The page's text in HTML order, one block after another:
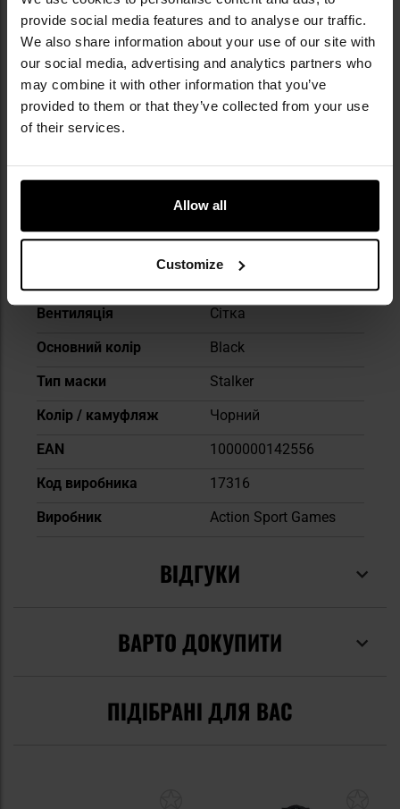
provide social media features and to analyse our traffic.
We also share information about your use of our site with
our social media, advertising and analytics partners who
may combine it with other information that you’ve
provided to them or that they’ve collected from your use
of their services.
Allow all
Customize
компанія працює більш ніж у 60 країнах,
постачаючи рішення як для аматорів, так і
для професіоналів. Бренд долучається до
розвитку airsoft-спільноти, підтримуючи
різноманітні заходи й турніри.
Докладніше
Додатковий матеріал
Пластикові вироби
Вентиляція
Сітка
Основний колір
Black
Тип маски
Stalker
Колір / камуфляж
Чорний
EAN
1000000142556
Код виробника
17316
Виробник
Action Sport Games
ВІДГУКИ
ВАРТО ДОКУПИТИ
ПІДІБРАНІ ДЛЯ ВАС